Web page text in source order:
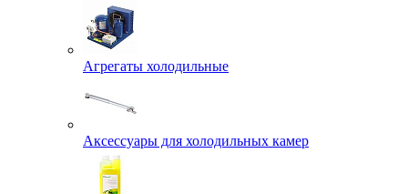
Агрегаты холодильные
Аксессуары для холодильных камер